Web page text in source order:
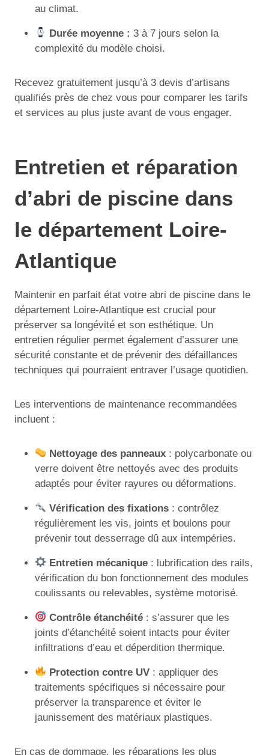
au climat.
Durée moyenne : 3 à 7 jours selon la
complexité du modèle choisi.
Recevez gratuitement jusqu’à 3 devis d’artisans
qualifiés près de chez vous pour comparer les tarifs
et services au plus juste avant de vous engager.
Entretien et réparation
d’abri de piscine dans
le département Loire-
Atlantique
Maintenir en parfait état votre abri de piscine dans le
département Loire-Atlantique est crucial pour
préserver sa longévité et son esthétique. Un
entretien régulier permet également d’assurer une
sécurité constante et de prévenir des défaillances
techniques qui pourraient entraver l’usage quotidien.
Les interventions de maintenance recommandées
incluent :
Nettoyage des panneaux : polycarbonate ou
verre doivent être nettoyés avec des produits
adaptés pour éviter rayures ou déformations.
Vérification des fixations : contrôlez
régulièrement les vis, joints et boulons pour
prévenir tout desserrage dû aux intempéries.
Entretien mécanique : lubrification des rails,
vérification du bon fonctionnement des modules
coulissants ou relevables, système motorisé.
Contrôle étanchéité : s’assurer que les
joints d’étanchéité soient intacts pour éviter
infiltrations d’eau et déperdition thermique.
Protection contre UV : appliquer des
traitements spécifiques si nécessaire pour
préserver la transparence et éviter le
jaunissement des matériaux plastiques.
En cas de dommage, les réparations les plus